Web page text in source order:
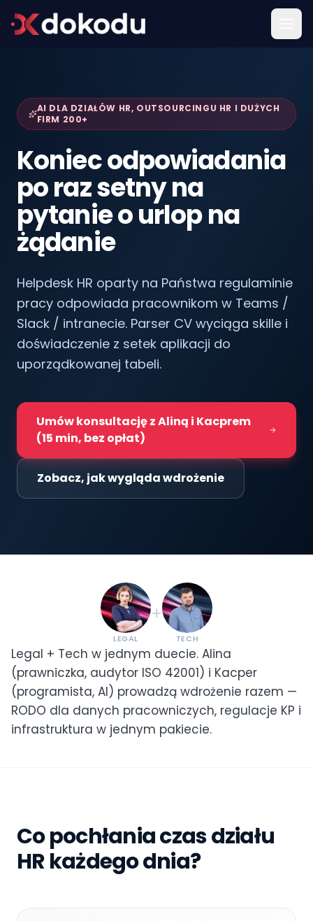
AI DLA DZIAŁÓW HR, OUTSOURCINGU HR I DUŻYCH
FIRM 200+
Koniec odpowiadania
po raz setny na
pytanie o urlop na
żądanie
Helpdesk HR oparty na Państwa regulaminie
pracy odpowiada pracownikom w Teams /
Slack / intranecie. Parser CV wyciąga skille i
doświadczenie z setek aplikacji do
uporządkowanej tabeli.
Umów konsultację z Aliną i Kacprem
(15 min, bez opłat)
Zobacz, jak wygląda wdrożenie
LEGAL
+
TECH
Legal + Tech w jednym duecie. Alina
(prawniczka, audytor ISO 42001) i Kacper
(programista, AI) prowadzą wdrożenie razem —
RODO dla danych pracowniczych, regulacje KP i
infrastruktura w jednym pakiecie.
Co pochłania czas działu
HR każdego dnia?